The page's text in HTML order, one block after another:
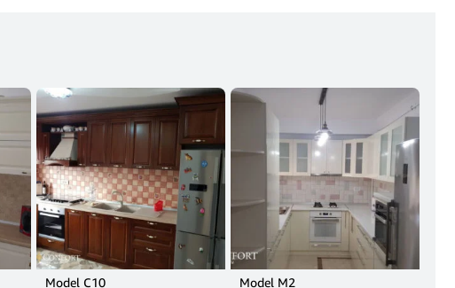
Model C10 Model M2